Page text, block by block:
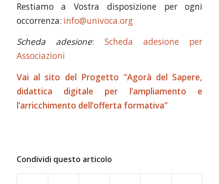
Restiamo a Vostra disposizione per ogni
occorrenza: info@univoca.org
Scheda adesione: Scheda adesione per
Associazioni
Vai al sito del Progetto “Agorà del Sapere,
didattica digitale per l’ampliamento e
l’arricchimento dell’offerta formativa”
Condividi questo articolo